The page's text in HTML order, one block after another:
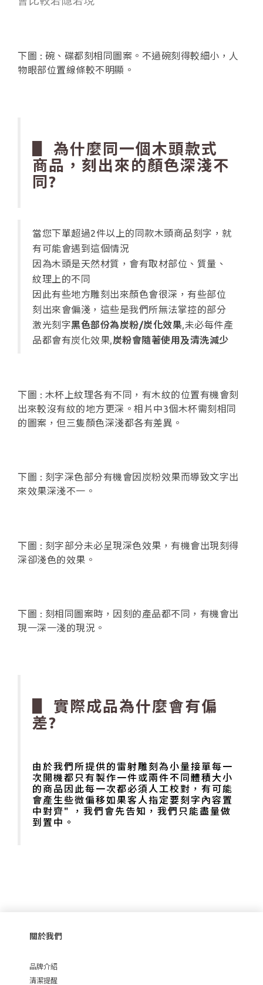
下圖 : 碗、碟都刻相同圖案。不過碗刻得較細小，人
物眼部位置線條較不明顯。
▋ 為什麼同一個木頭款式
商品，刻出來的顏色深淺不
同?
當您下單超過2件以上的同款木頭商品刻字，就
有可能會遇到這個情況
因為木頭是天然材質，會有取材部位、質量、
紋理上的不同
因此有些地方雕刻出來顏色會很深，有些部位
刻出來會偏淺，這些是我們所無法掌控的部分
激光刻字黑色部份為炭粉/炭化效果 ,未必每件產
品都會有炭化效果, 炭粉會隨著使用及清洗減少
下圖 : 木杯上紋理各有不同，有木紋的位置有機會刻
出來較沒有紋的地方更深。相片中3個木杯需刻相同
的圖案，但三隻顏色深淺都各有差異。
下圖 : 刻字深色部分有機會因炭粉效果而導致文字出
來效果深淺不一。
下圖 : 刻字部分未必呈現深色效果，有機會出現刻得
深卻淺色的效果。
下圖 : 刻相同圖案時，因刻的產品都不同，有機會出
現一深一淺的現況。
▋ 實際成品為什麼會有偏
差?
由於我們所提供的雷射雕刻為小量接單每一
次開機都只有製作一件或兩件不同體積大小
的商品因此每一次都必須人工校對，有可能
會產生些微偏移如果客人指定要刻字內容置
中對齊" ，我們會先告知，我們只能盡量做
到置中。
關於我們
品牌介紹
清潔提醒